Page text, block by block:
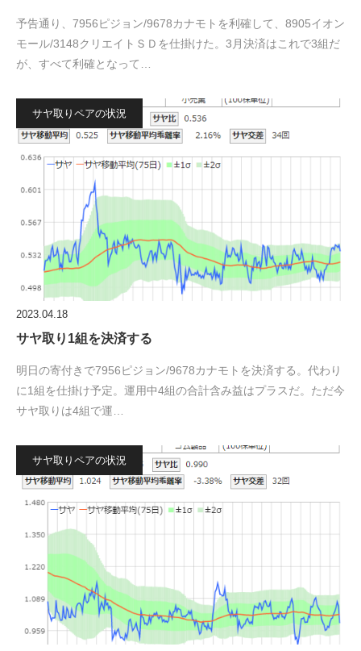
予告通り、7956ピジョン/9678カナモトを利確して、8905イオン
モール/3148クリエイトＳＤを仕掛けた。3月決済はこれで3組だ
が、すべて利確となって…
サヤ取りペアの状況
2023.04.18
サヤ取り1組を決済する
明日の寄付きで7956ピジョン/9678カナモトを決済する。代わり
に1組を仕掛け予定。運用中4組の合計含み益はプラスだ。ただ今
サヤ取りは4組で運…
サヤ取りペアの状況